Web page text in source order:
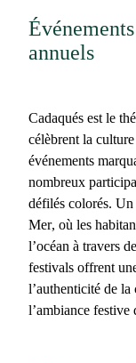
annuels
Cadaqués est le
célèbrent la
événements
nombreux
défilés colorés. Un
Mer, où les
l’océan à travers
festivals offrent
l’authenticité de la
l’ambiance festive